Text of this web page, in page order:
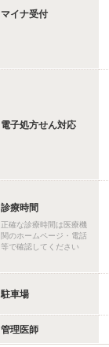
マイナ受付
電子処方せん対応
診療時間
正確な診療時間は医療機
関のホームページ・電話
等で確認してください
駐車場
管理医師